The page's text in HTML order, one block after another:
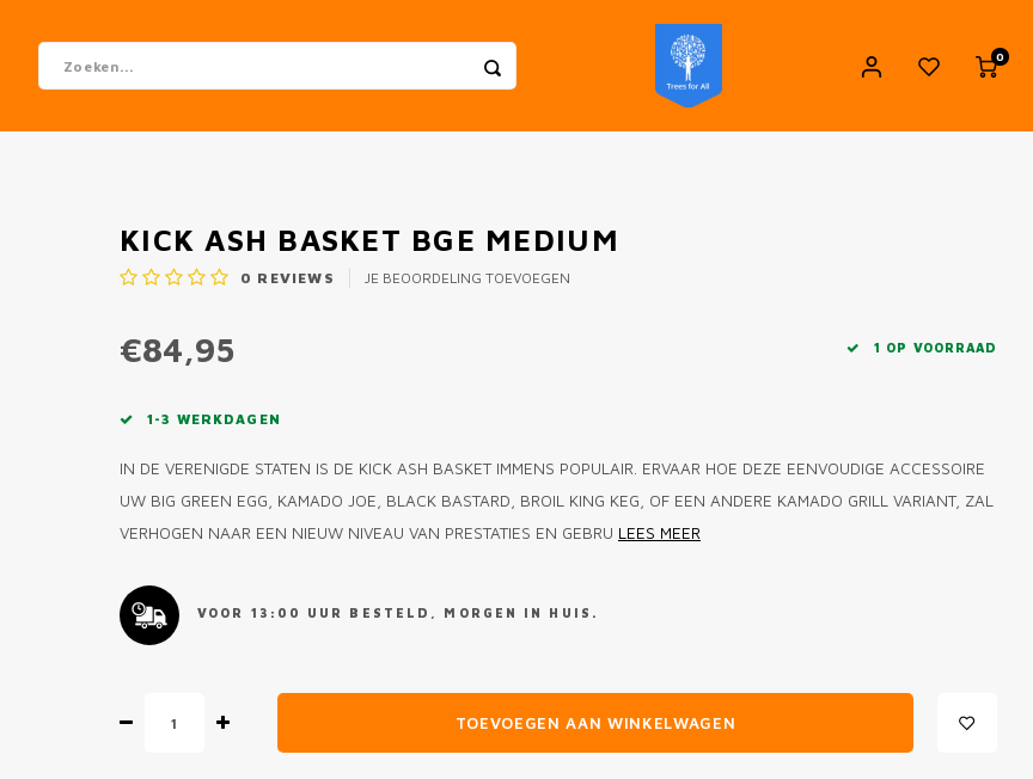
0
KICK ASH BASKET BGE MEDIUM
0 REVIEWS JE BEOORDELING TOEVOEGEN
€84,95 1 OP VOORRAAD
1-3 WERKDAGEN
IN DE VERENIGDE STATEN IS DE KICK ASH BASKET IMMENS POPULAIR. ERVAAR HOE DEZE EENVOUDIGE ACCESSOIRE
UW BIG GREEN EGG, KAMADO JOE, BLACK BASTARD, BROIL KING KEG, OF EEN ANDERE KAMADO GRILL VARIANT, ZAL
VERHOGEN NAAR EEN NIEUW NIVEAU VAN PRESTATIES EN GEBRU LEES MEER
VOOR 13:00 UUR BESTELD, MORGEN IN HUIS.
TOEVOEGEN AAN WINKELWAGEN